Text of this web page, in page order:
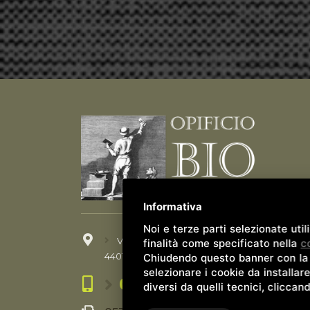
Viale G. Matteotti, 115
44012 Bondeno (FE)
0532 898113
Informativa
Noi e terze parti selezionate
finalità come specificato nella
Chiudendo questo banner con
selezionare i cookie da
diversi da quelli tecnici,